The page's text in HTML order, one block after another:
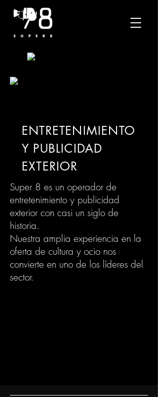
ENTRETENIMIENTO
Y PUBLICIDAD
EXTERIOR
Super 8 es un operador de
entretenimiento y publicidad
exterior con casi un siglo de
historia.
Nuestra amplia experiencia en la
oferta de cultura y ocio nos
convierte en uno de los líderes del
sector.